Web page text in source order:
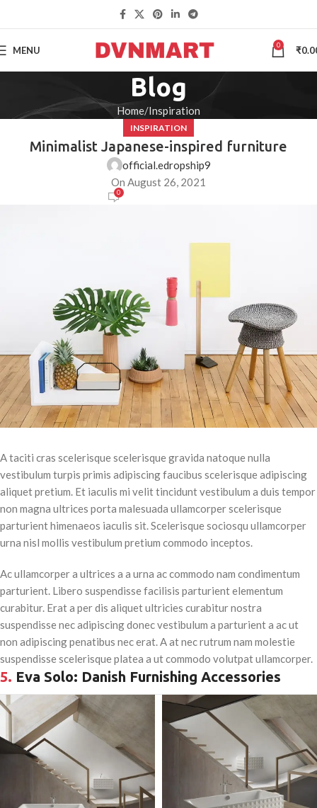
MENU 0 ₹
Blog
Home Inspiration
INSPIRATION
Minimalist Japanese-inspired furniture
official.edropship9
On August 26, 2021
0
A taciti cras scelerisque scelerisque gravida natoque nulla
vestibulum turpis primis adipiscing faucibus scelerisque adipiscing
aliquet pretium. Et iaculis mi velit tincidunt vestibulum a duis tempor
non magna ultrices porta malesuada ullamcorper scelerisque
parturient himenaeos iaculis sit. Scelerisque sociosqu ullamcorper
urna nisl mollis vestibulum pretium commodo inceptos.
Ac ullamcorper a ultrices a a urna ac commodo nam condimentum
parturient. Libero suspendisse facilisis parturient elementum
curabitur. Erat a per dis aliquet ultricies curabitur nostra
suspendisse nec adipiscing donec vestibulum a parturient a ac ut
non adipiscing penatibus nec erat. A at nec rutrum nam molestie
suspendisse scelerisque platea a ut commodo volutpat ullamcorper.
5. Eva Solo: Danish Furnishing Accessories